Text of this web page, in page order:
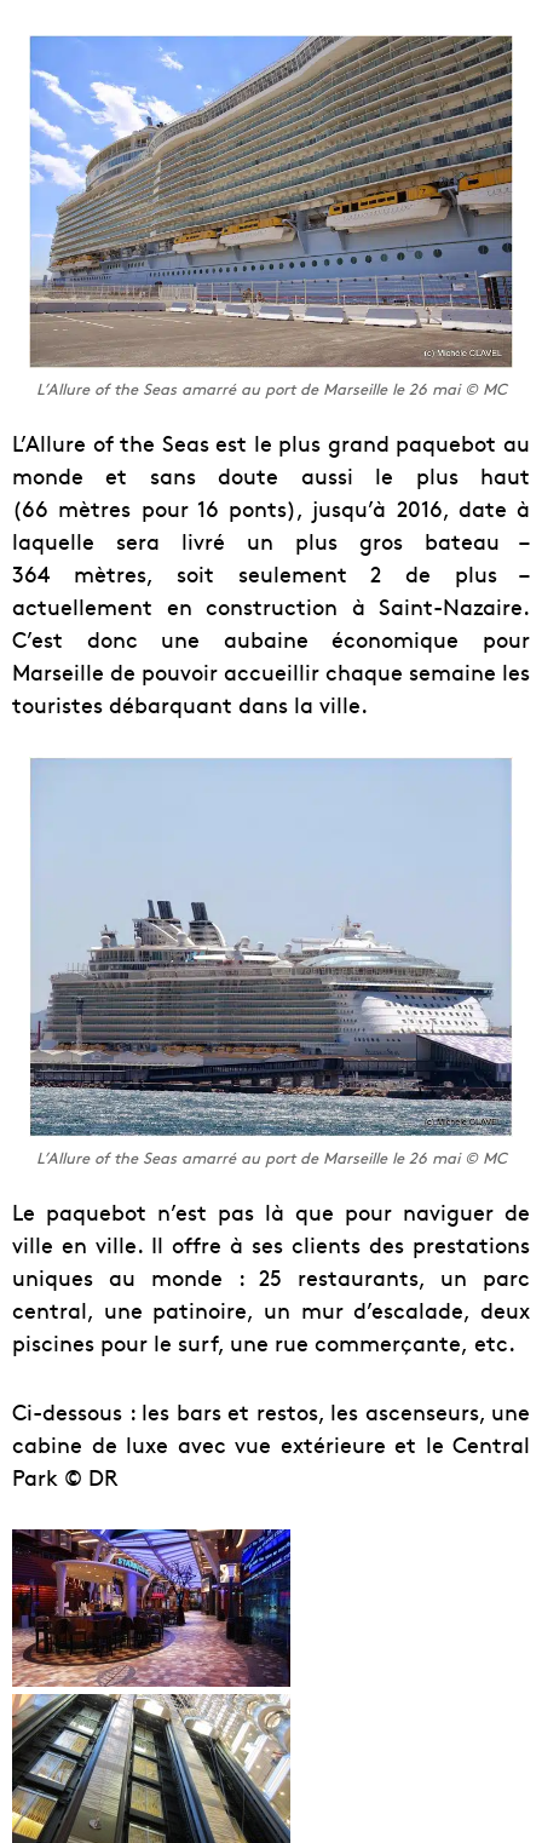
L’Allure of the Seas amarré au port de Marseille le 26 mai © MC
L’Allure of the Seas est le plus grand paquebot au
monde et sans doute aussi le plus haut
(66 mètres pour 16 ponts), jusqu’à 2016, date à
laquelle sera livré un plus gros bateau –
364 mètres, soit seulement 2 de plus –
actuellement en construction à Saint-Nazaire.
C’est donc une aubaine économique pour
Marseille de pouvoir accueillir chaque semaine les
touristes débarquant dans la ville.
L’Allure of the Seas amarré au port de Marseille le 26 mai © MC
Le paquebot n’est pas là que pour naviguer de
ville en ville. Il offre à ses clients des prestations
uniques au monde : 25 restaurants, un parc
central, une patinoire, un mur d’escalade, deux
piscines pour le surf, une rue commerçante, etc.
Ci-dessous : les bars et restos, les ascenseurs, une
cabine de luxe avec vue extérieure et le Central
Park © DR